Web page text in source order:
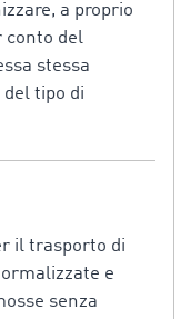
a proprio
conto del
stessa
tipo di
il trasporto di
e
senza